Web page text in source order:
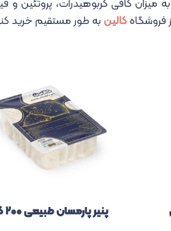
به میزان کافی کربوهیدرات،
فروشگاهکالین به طور مستقیم خرید
پنیر پارمسان طبیعی ۲۰۰ گرم